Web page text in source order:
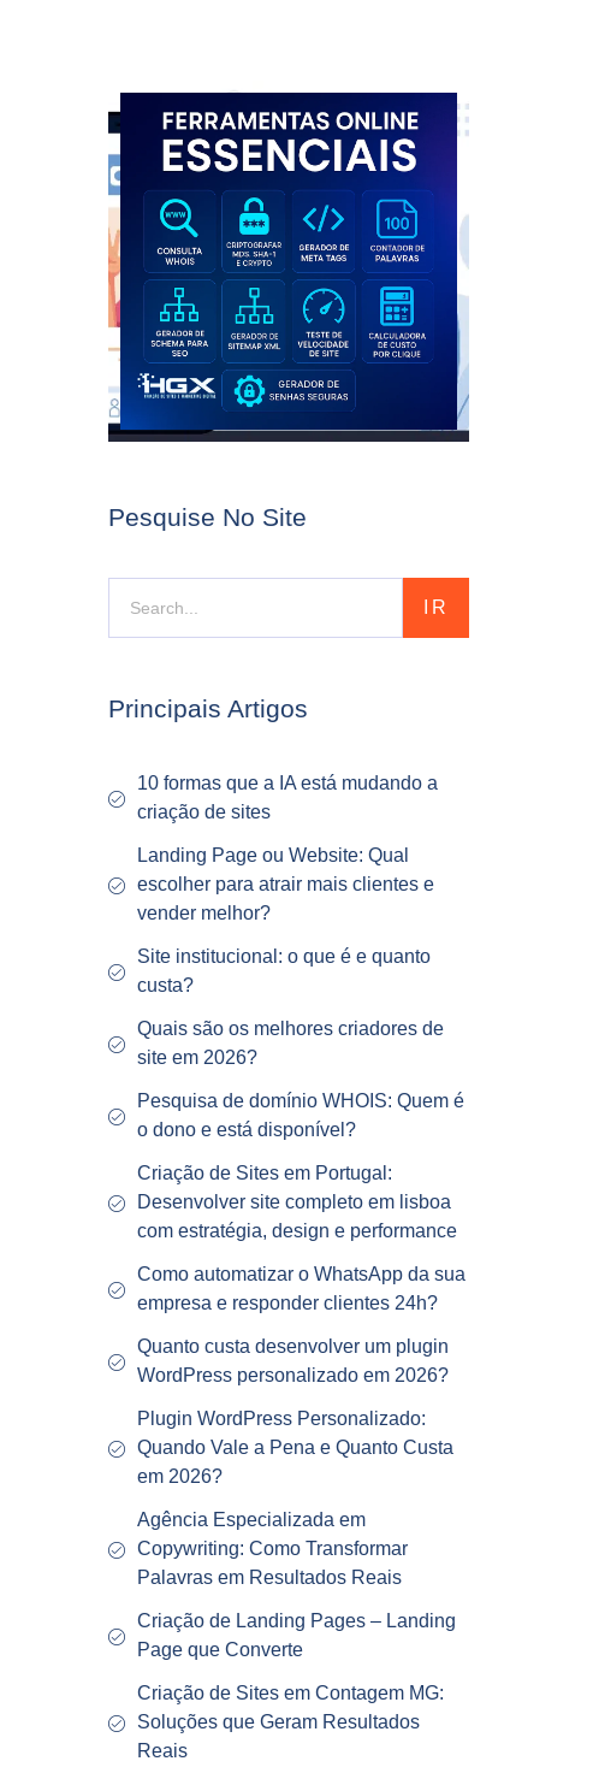
Pesquise No Site
IR
Principais Artigos
10 formas que a IA está mudando a
criação de sites
Landing Page ou Website: Qual
escolher para atrair mais clientes e
vender melhor?
Site institucional: o que é e quanto
custa?
Quais são os melhores criadores de
site em 2026?
Pesquisa de domínio WHOIS: Quem é
o dono e está disponível?
Criação de Sites em Portugal:
Desenvolver site completo em lisboa
com estratégia, design e performance
Como automatizar o WhatsApp da sua
empresa e responder clientes 24h?
Quanto custa desenvolver um plugin
WordPress personalizado em 2026?
Plugin WordPress Personalizado:
Quando Vale a Pena e Quanto Custa
em 2026?
Agência Especializada em
Copywriting: Como Transformar
Palavras em Resultados Reais
Criação de Landing Pages – Landing
Page que Converte
Criação de Sites em Contagem MG:
Soluções que Geram Resultados
Reais